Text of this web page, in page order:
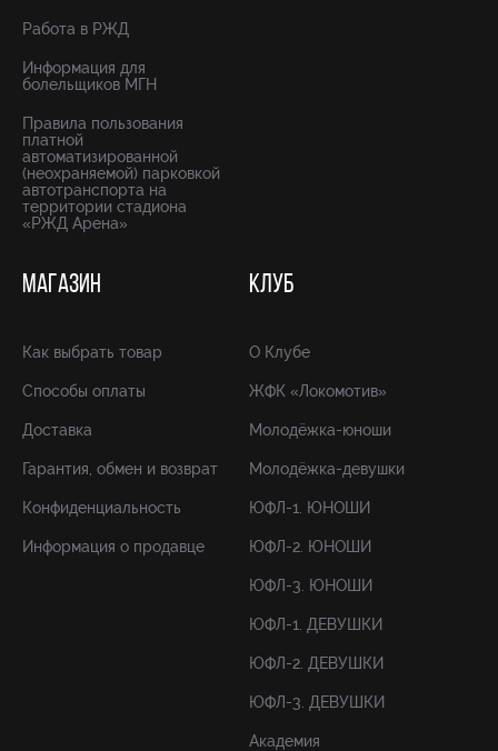
Работа в РЖД
Информация для
болельщиков МГН
Правила пользования
платной
автоматизированной
(неохраняемой) парковкой
автотранспорта на
территории стадиона
«РЖД Арена»
МАГАЗИН
Как выбрать товар
Способы оплаты
Доставка
Гарантия, обмен и возврат
Конфиденциальность
Информация о продавце
КЛУБ
О Клубе
ЖФК «Локомотив»
Молодёжка-юноши
Молодёжка-девушки
ЮФЛ-1. ЮНОШИ
ЮФЛ-2. ЮНОШИ
ЮФЛ-3. ЮНОШИ
ЮФЛ-1. ДЕВУШКИ
ЮФЛ-2. ДЕВУШКИ
ЮФЛ-3. ДЕВУШКИ
Академия